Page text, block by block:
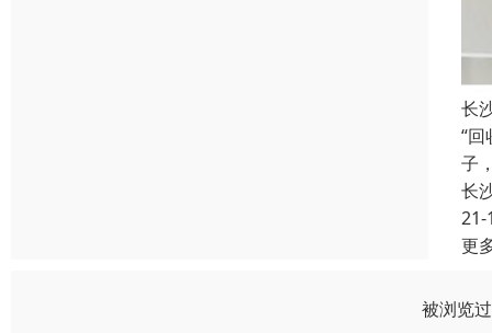
长
“
子
长
21-
更
被浏览